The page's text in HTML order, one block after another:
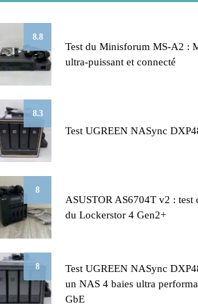
8.8
Test du Minisforum MS-A2 :
ultra-puissant et connecté
8.3
Test UGREEN NASync
8
ASUSTOR AS6704T v2 : test
du Lockerstor 4 Gen2+
8
Test UGREEN NASync
un NAS 4 baies ultra
GbE